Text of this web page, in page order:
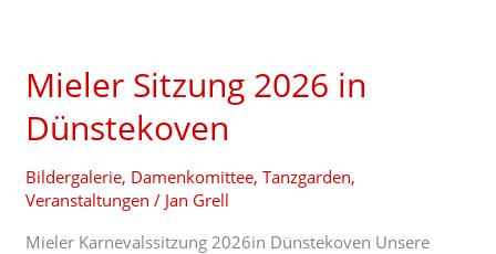
Mieler Sitzung 2026 in
Dünstekoven
Bildergalerie, Damenkomittee,Tanzgarden,
Veranstaltungen / Jan Grell
Mieler Karnevalssitzung 2026in Dünstekoven Unsere
2026
Dünstekoven